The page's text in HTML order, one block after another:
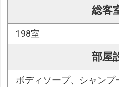
総客
198室
部屋
ボディソープ、シャンプ